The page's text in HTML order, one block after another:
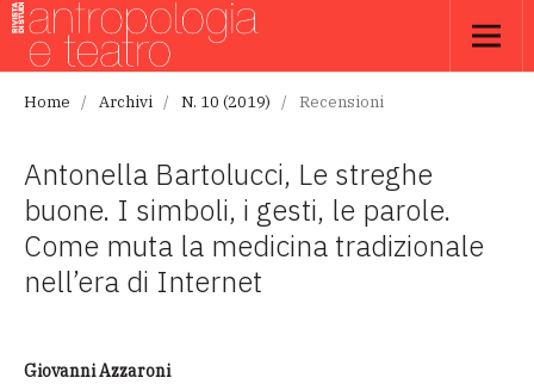
Home / Archivi / N. 10 (2019) / Recensioni
Antonella Bartolucci, Le streghe
buone. I simboli, i gesti, le parole.
Come muta la medicina tradizionale
nell’era di Internet
Giovanni Azzaroni